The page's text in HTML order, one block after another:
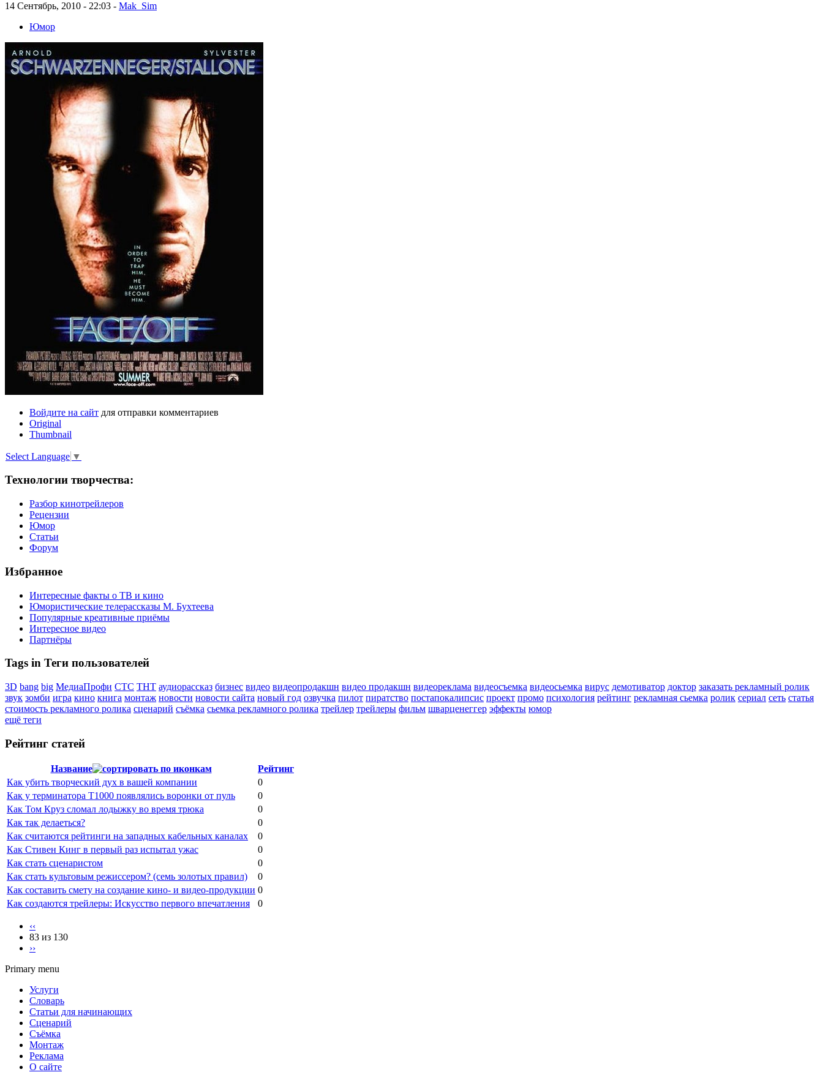
14 Сентябрь, 2010 - 22:03 - Mak_Sim
Юмор
Войдите на сайт для отправки комментариев
Original
Thumbnail
Select Language ▼
Технологии творчества:
Разбор кинотрейлеров
Рецензии
Юмор
Статьи
Форум
Избранное
Интересные факты о ТВ и кино
Юмористические телерассказы М. Бухтеева
Популярные креативные приёмы
Интересное видео
Партнёры
Tags in Теги пользователей
3D bang big МедиаПрофи СТС ТНТ аудиорассказ бизнес видео видеопродакшн видео продакшн видеореклама видеосъемка видеосьемка вирус демотиватор доктор заказать рекламный ролик
звук зомби игра кино книга монтаж новости новости сайта новый год озвучка пилот пиратство постапокалипсис проект промо психология рейтинг рекламная сьемка ролик сериал сеть статья
стоимость рекламного ролика сценарий съёмка сьемка рекламного ролика трейлер трейлеры фильм шварценеггер эффекты юмор
ещё теги
Рейтинг статей
Название
Рейтинг
Как убить творческий дух в вашей компании
0
Как у терминатора Т1000 появлялись воронки от пуль
0
Как Том Круз сломал лодыжку во время трюка
0
Как так делаеться?
0
Как считаются рейтинги на западных кабельных каналах
0
Как Стивен Кинг в первый раз испытал ужас
0
Как стать сценаристом
0
Как стать культовым режиссером? (семь золотых правил)
0
Как составить смету на создание кино- и видео-продукции 0
Как создаются трейлеры: Искусство первого впечатления
0
‹‹
83 из 130
››
Primary menu
Услуги
Словарь
Статьи для начинающих
Сценарий
Съёмка
Монтаж
Реклама
О сайте